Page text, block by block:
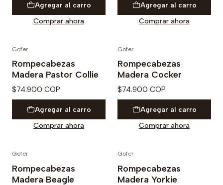
Agregar al carro
Comprar ahora
Agregar al carro
Comprar ahora
Gofer
Rompecabezas
Madera Pastor Collie
$74.900 COP
Agregar al carro
Comprar ahora
Gofer
Rompecabezas
Madera Cocker
$74.900 COP
Agregar al carro
Comprar ahora
Gofer
Rompecabezas
Madera Beagle
Gofer
Rompecabezas
Madera Yorkie